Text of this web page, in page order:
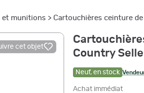
et munitions > Cartouchières ceinture
cet objet
Country
Neuf, en stock
Achat immédiat